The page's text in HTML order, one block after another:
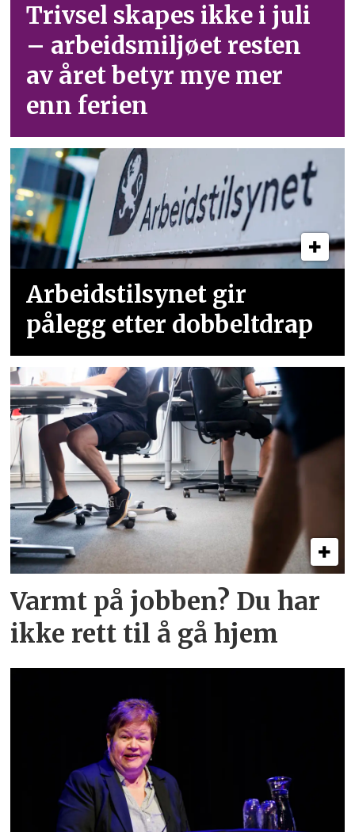
Trivsel skapes ikke i juli
– arbeid­smiljøet resten
av året betyr mye mer
enn ferien
Arbeidstilsynet gir
pålegg etter dobbeltdrap
Varmt på jobben? Du har
ikke rett til å gå hjem